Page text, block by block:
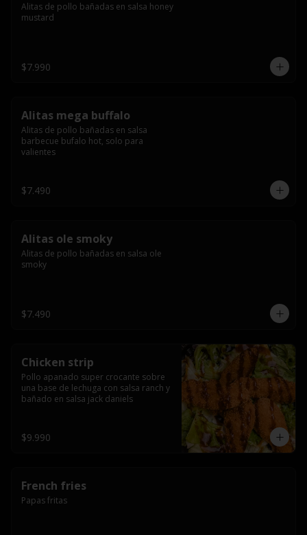
Alitas de pollo bañadas en salsa honey
mustard
$7.990
Alitas mega buffalo
Alitas de pollo bañadas en salsa
barbecue bufalo hot, solo para
valientes
$7.490
Alitas ole smoky
Alitas de pollo bañadas en salsa ole
smoky
$7.490
Chicken strip
Pollo apanado super crocante sobre
una base de lechuga con salsa ranch y
bañado en salsa jack daniels
$9.990
French fries
Papas fritas